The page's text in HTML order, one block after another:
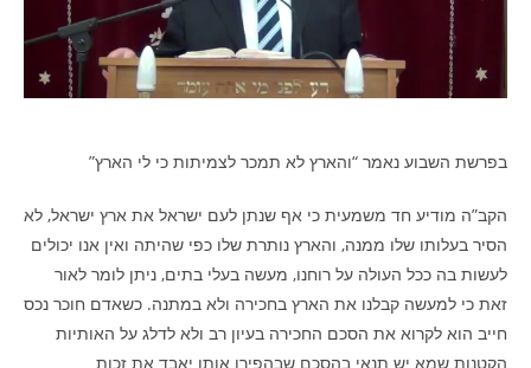
בפרשת השבוע נאמר “והארץ לא תמכר לצמיתות כי לי הארץ”
הקב”ה מודיע חד משמעית כי אף שנתן לעם ישראל את ארץ ישראל, לא
הסיר בעלותו שלו ממנה, והארץ נותרת שלו כפי שהיתה ואין אנו יכולים
לעשות בה ככל העולה על רוחנו, מעשה בעלי בתים, ניתן לומר לאור
זאת כי למעשה קבלנו את הארץ בחכירה ולא במתנה. כשאדם חוכר נכס
חייב הוא לקרוא את הסכם החכירה בעיון רב ולא לדלג על האותיות
הקטנות שמא יש תנאי בהסכם שבהפירו אותו יאבד את זכות